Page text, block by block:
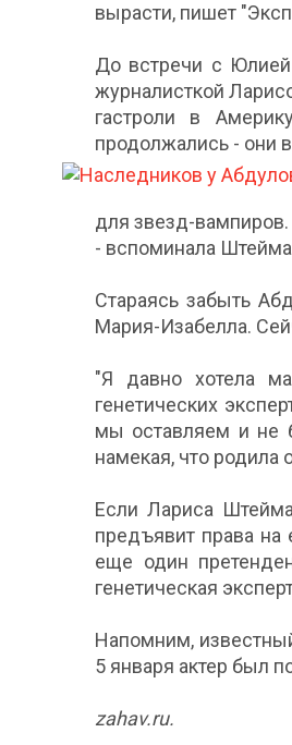
вырасти, пишет
До встречи с Юлией
журналисткой
гастроли в
продолжались - они
для звезд-
- вспоминала
Стараясь забыть
Мария-Изабелла.
"Я давно хотела
генетических
мы оставляем и не
намекая, что родила
Если Лариса
предъявит права на
еще один
генетическая
Напомним,
5 января актер был
zahav.ru.